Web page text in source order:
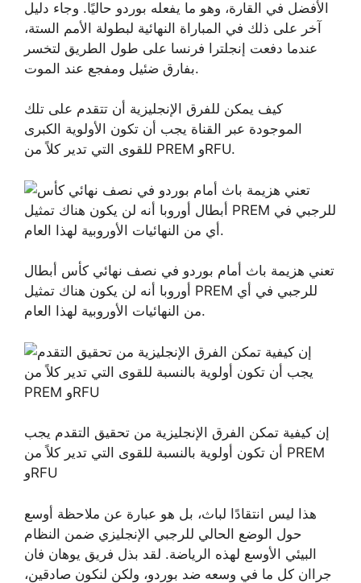
الأفضل في القارة، وهو ما يفعله بوردو حاليًا. وجاء دليل
آخر على ذلك في المباراة النهائية لبطولة الأمم الستة،
عندما دفعت إنجلترا فرنسا على طول الطريق لتخسر
بفارق ضئيل ومفجع عند الموت.
كيف يمكن للفرق الإنجليزية أن تتقدم على تلك
الموجودة عبر القناة يجب أن تكون الأولوية الكبرى
للقوى التي تدير كلاً من PREM وRFU.
تعني هزيمة باث أمام بوردو في نصف نهائي كأس أبطال
أوروبا أنه لن يكون هناك تمثيل PREM للرجبي في أي
من النهائيات الأوروبية لهذا العام.
إن كيفية تمكن الفرق الإنجليزية من تحقيق التقدم يجب
أن تكون أولوية بالنسبة للقوى التي تدير كلاً من PREM
وRFU
هذا ليس انتقادًا لباث، بل هو عبارة عن ملاحظة أوسع
حول الوضع الحالي للرجبي الإنجليزي ضمن النظام
البيئي الأوسع لهذه الرياضة. لقد بذل فريق يوهان فان
جراان كل ما في وسعه ضد بوردو، ولكن لنكون صادقين،